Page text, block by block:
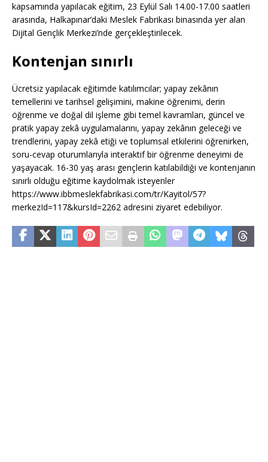
kapsamında yapılacak eğitim, 23 Eylül Salı 14.00-17.00 saatleri
arasında, Halkapınar’daki Meslek Fabrikası binasında yer alan
Dijital Gençlik Merkezi’nde gerçekleştirilecek.
Kontenjan sınırlı
Ücretsiz yapılacak eğitimde katılımcılar; yapay zekânın
temellerini ve tarihsel gelişimini, makine öğrenimi, derin
öğrenme ve doğal dil işleme gibi temel kavramları, güncel ve
pratik yapay zekâ uygulamalarını, yapay zekânın geleceği ve
trendlerini, yapay zekâ etiği ve toplumsal etkilerini öğrenirken,
soru-cevap oturumlarıyla interaktif bir öğrenme deneyimi de
yaşayacak. 16-30 yaş arası gençlerin katılabildiği ve kontenjanın
sınırlı olduğu eğitime kaydolmak isteyenler
https://www.ibbmeslekfabrikasi.com/tr/Kayitol/57?
merkezId=117&kursId=2262 adresini ziyaret edebiliyor.